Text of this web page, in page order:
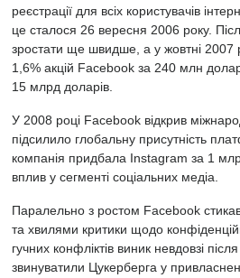
реєстрації для всіх користувачів
це сталося 26 вересня 2006 року.
зростати ще швидше, а у жовтні 2007
1,6% акцій Facebook за 240 млн
15 млрд доларів.
У 2008 році Facebook відкрив
підсилило глобальну присутність
компанія придбала Instagram за 1
вплив у сегменті соціальних медіа.
Паралельно з ростом Facebook
та хвилями критики щодо
гучних конфліктів виник невдовзі
звинуватили Цукерберга у